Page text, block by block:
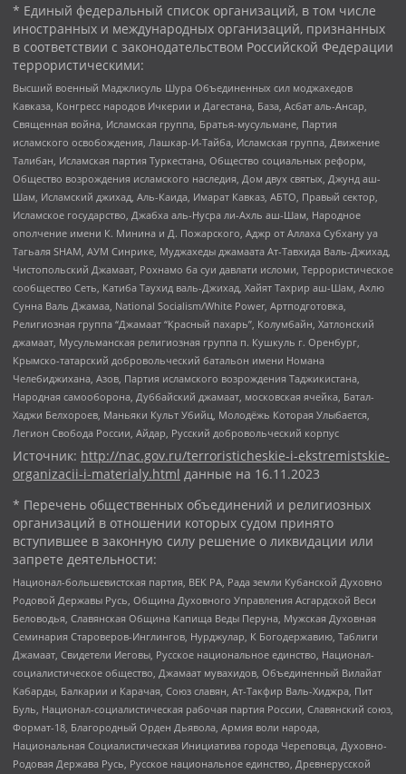
* Единый федеральный список организаций, в том числе
иностранных и международных организаций, признанных
в соответствии с законодательством Российской Федерации
террористическими:
Высший военный Маджлисуль Шура Объединенных сил моджахедов
Кавказа, Конгресс народов Ичкерии и Дагестана, База, Асбат аль-Ансар,
Священная война, Исламская группа, Братья-мусульмане, Партия
исламского освобождения, Лашкар-И-Тайба, Исламская группа, Движение
Талибан, Исламская партия Туркестана, Общество социальных реформ,
Общество возрождения исламского наследия, Дом двух святых, Джунд аш-
Шам, Исламский джихад, Аль-Каида, Имарат Кавказ, АБТО, Правый сектор,
Исламское государство, Джабха аль-Нусра ли-Ахль аш-Шам, Народное
ополчение имени К. Минина и Д. Пожарского, Аджр от Аллаха Субхану уа
Тагьаля SHAM, АУМ Синрике, Муджахеды джамаата Ат-Тавхида Валь-Джихад,
Чистопольский Джамаат, Рохнамо ба суи давлати исломи, Террористическое
сообщество Сеть, Катиба Таухид валь-Джихад, Хайят Тахрир аш-Шам, Ахлю
Сунна Валь Джамаа, National Socialism/White Power, Артподготовка,
Религиозная группа “Джамаат “Красный пахарь”, Колумбайн, Хатлонский
джамаат, Мусульманская религиозная группа п. Кушкуль г. Оренбург,
Крымско-татарский добровольческий батальон имени Номана
Челебиджихана, Азов, Партия исламского возрождения Таджикистана,
Народная самооборона, Дуббайский джамаат, московская ячейка, Батал-
Хаджи Белхороев, Маньяки Культ Убийц, Молодёжь Которая Улыбается,
Легион Свобода России, Айдар, Русский добровольческий корпус
Источник: http://nac.gov.ru/terroristicheskie-i-ekstremistskie-
organizacii-i-materialy.html данные на 16.11.2023
* Перечень общественных объединений и религиозных
организаций в отношении которых судом принято
вступившее в законную силу решение о ликвидации или
запрете деятельности:
Национал-большевистская партия, ВЕК РА, Рада земли Кубанской Духовно
Родовой Державы Русь, Община Духовного Управления Асгардской Веси
Беловодья, Славянская Община Капища Веды Перуна, Мужская Духовная
Семинария Староверов-Инглингов, Нурджулар, К Богодержавию, Таблиги
Джамаат, Свидетели Иеговы, Русское национальное единство, Национал-
социалистическое общество, Джамаат мувахидов, Объединенный Вилайат
Кабарды, Балкарии и Карачая, Союз славян, Ат-Такфир Валь-Хиджра, Пит
Буль, Национал-социалистическая рабочая партия России, Славянский союз,
Формат-18, Благородный Орден Дьявола, Армия воли народа,
Национальная Социалистическая Инициатива города Череповца, Духовно-
Родовая Держава Русь, Русское национальное единство, Древнерусской